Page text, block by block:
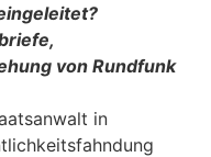
von Rundfunk
in